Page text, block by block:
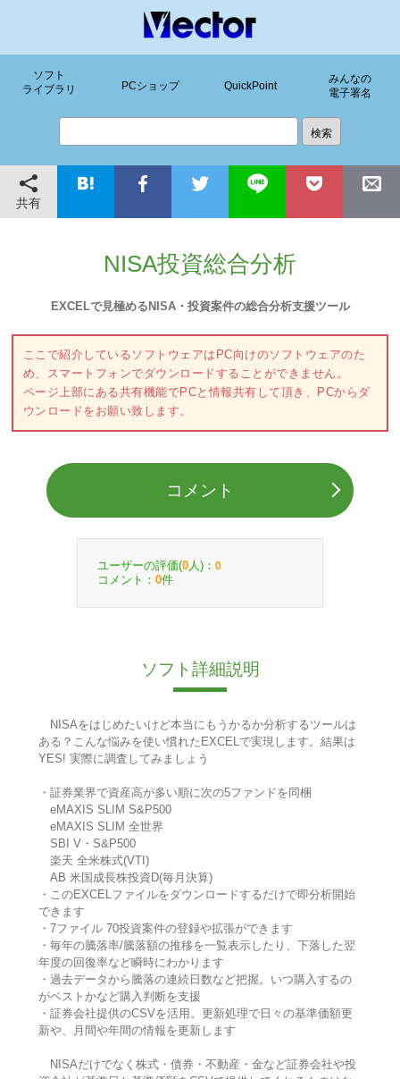
ソフト
ライブラリ
PCショップ QuickPoint
みんなの
電子署名
共有
NISA投資総合分析
EXCELで見極めるNISA・投資案件の総合分析支援ツール
ここで紹介しているソフトウェアはPC向けのソフトウェアのた
め、スマートフォンでダウンロードすることができません。
ページ上部にある共有機能でPCと情報共有して頂き、PCからダ
ウンロードをお願い致します。
コメント
ユーザーの評価(0 人)： 0
コメント： 0件
ソフト詳細説明
NISAをはじめたいけど本当にもうかるか分析するツールは
ある？こんな悩みを使い慣れたEXCELで実現します。結果は
YES! 実際に調査してみましょう
・証券業界で資産高が多い順に次の5ファンドを同梱
eMAXIS SLIM S&P500
eMAXIS SLIM 全世界
SBI V・S&P500
楽天 全米株式(VTI)
AB 米国成長株投資D(毎月決算)
・このEXCELファイルをダウンロードするだけで即分析開始
できます
・7ファイル 70投資案件の登録や拡張ができます
・毎年の騰落率/騰落額の推移を一覧表示したり、下落した翌
年度の回復率など瞬時にわかります
・過去データから騰落の連続日数など把握。いつ購入するの
がベストかなど購入判断を支援
・証券会社提供のCSVを活用。更新処理で日々の基準価額更
新や、月間や年間の情報を更新します
NISAだけでなく株式・債券・不動産・金など証券会社や投